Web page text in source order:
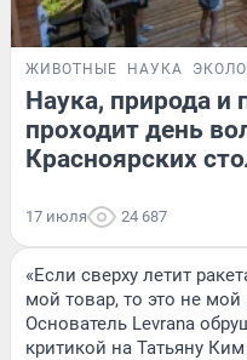
ЖИВОТНЫЕ НАУКА
Наука, природа и
проходит день
Красноярских
17 июля 24 687
«Если сверху летит
мой товар, то это не мой
Основатель Levrana
критикой на Татьяну Ким